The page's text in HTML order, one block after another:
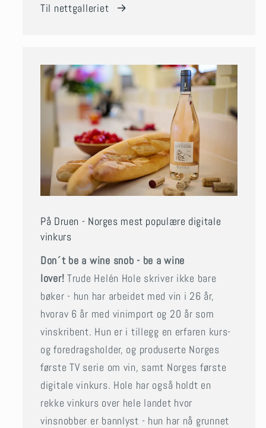
Til nettgalleriet
På Druen - Norges mest populære digitale
vinkurs
Don´t be a wine snob - be a wine
lover!Trude Helén Hole skriver ikke bare
bøker - hun har arbeidet med vin i 26 år,
hvorav 6 år med vinimport og 20 år som
vinskribent. Hun er i tillegg en erfaren kurs-
og foredragsholder, og produserte Norges
første TV serie om vin, samt Norges første
digitale vinkurs. Hole har også holdt en
rekke vinkurs over hele landet hvor
vinsnobber er bannlyst - hun har nå grunnet